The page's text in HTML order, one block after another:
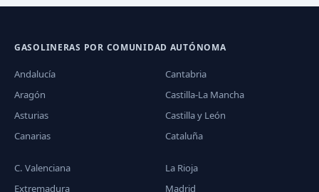
GASOLINERAS POR COMUNIDAD AUTÓNOMA
Andalucía
Aragón
Asturias
Canarias
Cantabria
Castilla-La Mancha
Castilla y León
Cataluña
C. Valenciana
Extremadura
La Rioja
Madrid